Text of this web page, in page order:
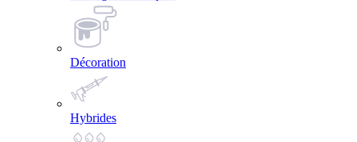
Décoration
Hybrides